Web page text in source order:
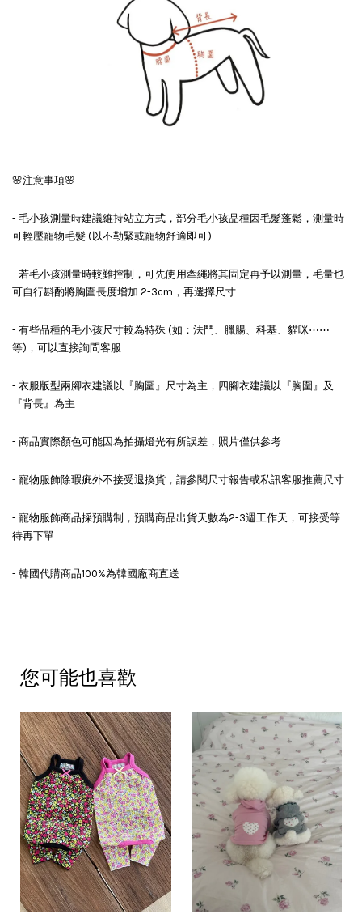
🌸注意事項🌸
- 毛小孩測量時建議維持站立方式，部分毛小孩品種因毛髮蓬鬆，測量時
可輕壓寵物毛髮 (以不勒緊或寵物舒適即可)
- 若毛小孩測量時較難控制，可先使用牽繩將其固定再予以測量，毛量也
可自行斟酌將胸圍長度增加 2-3cm，再選擇尺寸
- 有些品種的毛小孩尺寸較為特殊 (如：法鬥、臘腸、科基、貓咪⋯⋯
等)，可以直接詢問客服
- 衣服版型兩腳衣建議以『胸圍』尺寸為主，四腳衣建議以『胸圍』及
『背長』為主
- 商品實際顏色可能因為拍攝燈光有所誤差，照片僅供參考
- 寵物服飾除瑕疵外不接受退換貨，請參閱尺寸報告或私訊客服推薦尺寸
- 寵物服飾商品採預購制，預購商品出貨天數為2-3週工作天，可接受等
待再下單
- 韓國代購商品100%為韓國廠商直送
您可能也喜歡